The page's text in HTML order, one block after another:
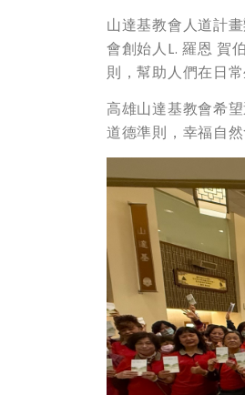
山達基教會人道計
會創始人L. 羅恩 賀
則，幫助人們在日
高雄山達基教會希
道德準則，幸福自然